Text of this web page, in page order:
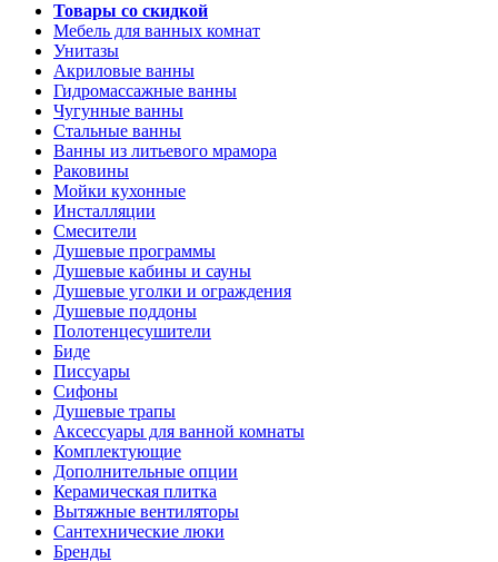
Товары со скидкой
Мебель для ванных комнат
Унитазы
Акриловые ванны
Гидромассажные ванны
Чугунные ванны
Стальные ванны
Ванны из литьевого мрамора
Раковины
Мойки кухонные
Инсталляции
Смесители
Душевые программы
Душевые кабины и сауны
Душевые уголки и ограждения
Душевые поддоны
Полотенцесушители
Биде
Писсуары
Сифоны
Душевые трапы
Аксессуары для ванной комнаты
Комплектующие
Дополнительные опции
Керамическая плитка
Вытяжные вентиляторы
Сантехнические люки
Бренды